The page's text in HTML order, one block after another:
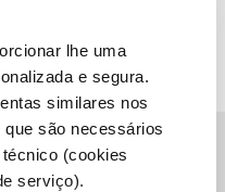
lhe uma
e segura.
similares nos
são necessários
(cookies
serviço).
Accessibility statement